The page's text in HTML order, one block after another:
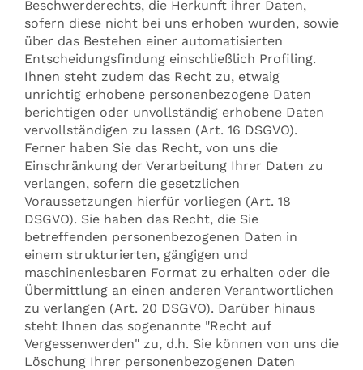
Beschwerderechts, die Herkunft ihrer Daten,
sofern diese nicht bei uns erhoben wurden, sowie
über das Bestehen einer automatisierten
Entscheidungsfindung einschließlich Profiling.
Ihnen steht zudem das Recht zu, etwaig
unrichtig erhobene personenbezogene Daten
berichtigen oder unvollständig erhobene Daten
vervollständigen zu lassen (Art. 16 DSGVO).
Ferner haben Sie das Recht, von uns die
Einschränkung der Verarbeitung Ihrer Daten zu
verlangen, sofern die gesetzlichen
Voraussetzungen hierfür vorliegen (Art. 18
DSGVO). Sie haben das Recht, die Sie
betreffenden personenbezogenen Daten in
einem strukturierten, gängigen und
maschinenlesbaren Format zu erhalten oder die
Übermittlung an einen anderen Verantwortlichen
zu verlangen (Art. 20 DSGVO). Darüber hinaus
steht Ihnen das sogenannte "Recht auf
Vergessenwerden" zu, d.h. Sie können von uns die
Löschung Ihrer personenbezogenen Daten